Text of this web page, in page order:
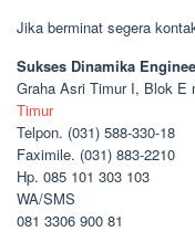
Jika berminat segera
Sukses Dinamika
Graha Asri Timur I, Blok E
Timur
Telpon. (031) 588-330-18
Faximile. (031) 883-2210
Hp. 085 101 303 103
WA/SMS
081 3306 900 81